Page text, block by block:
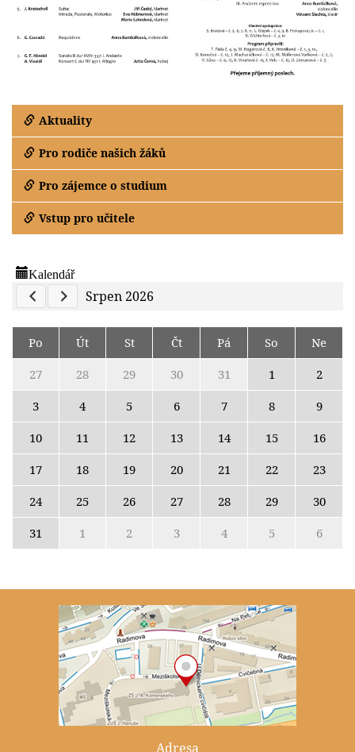
Aktuality
Pro rodiče našich žáků
Pro zájemce o studium
Vstup pro učitele
Kalendář
Previous Calendar
Next Calendar
Srpen 2026
Po Út St Čt Pá So
Ne
27
28 29 30 31 1
2
3
4 5 6 7 8
9
10
11 12 13 14 15
16
17
18 19 20 21 22
23
24
25 26 27 28 29
30
31
1 2 3 4 5 6
Adresa